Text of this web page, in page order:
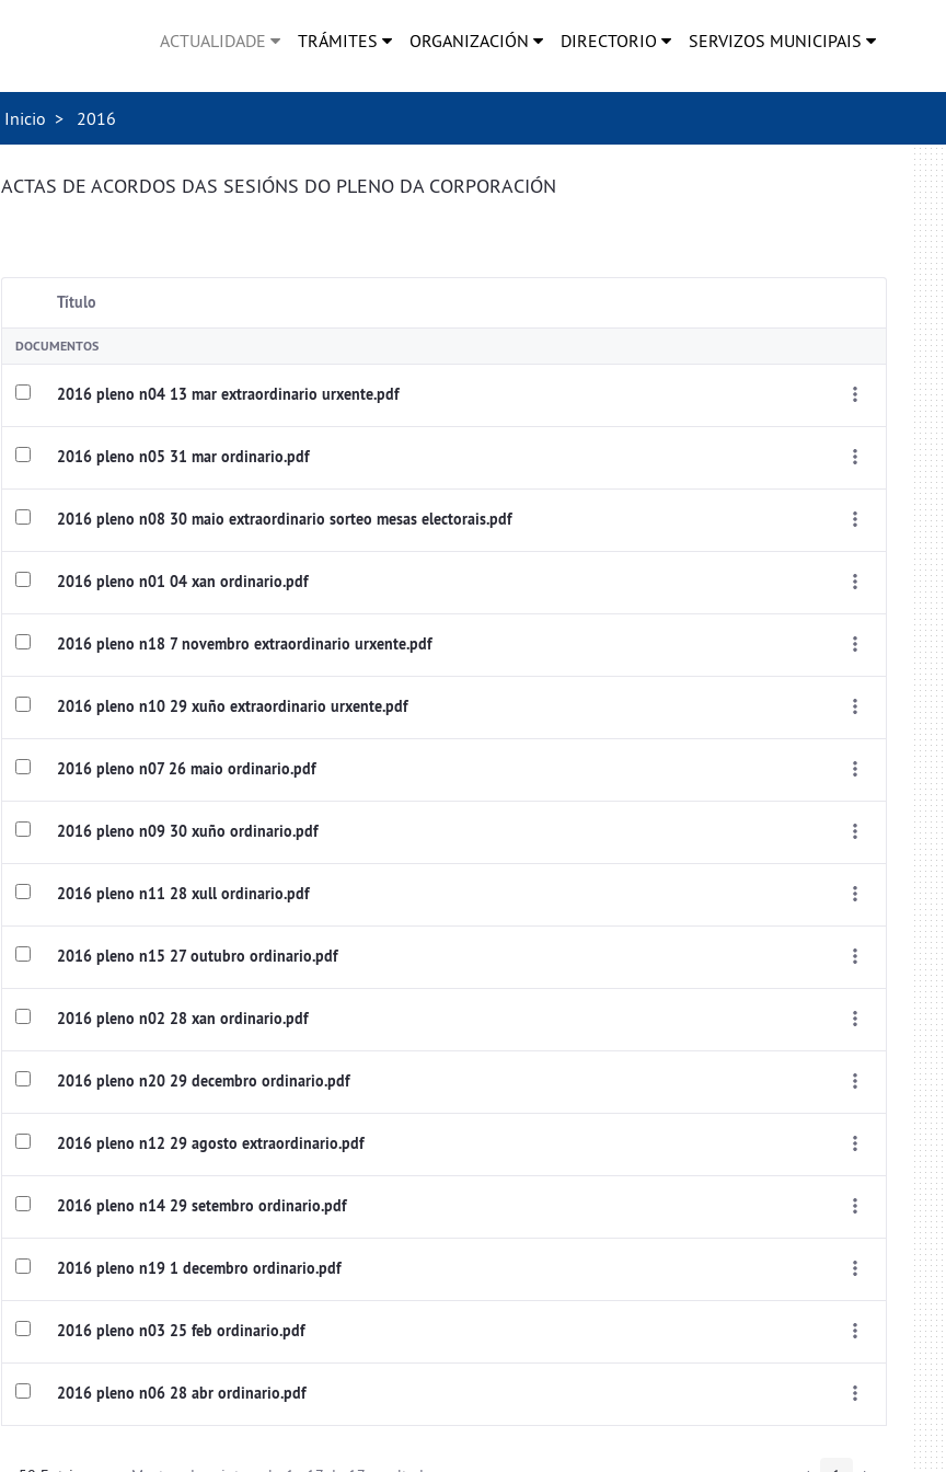
ACTUALIDADE TRÁMITES ORGANIZACIÓN DIRECTORIO SERVIZOS MUNICIPAIS
Inicio 2016
ACTAS DE ACORDOS DAS SESIÓNS DO PLENO DA CORPORACIÓN
Título
DOCUMENTOS
2016 pleno n04 13 mar extraordinario urxente.pdf
2016 pleno n05 31 mar ordinario.pdf
2016 pleno n08 30 maio extraordinario sorteo mesas electorais.pdf
2016 pleno n01 04 xan ordinario.pdf
2016 pleno n18 7 novembro extraordinario urxente.pdf
2016 pleno n10 29 xuño extraordinario urxente.pdf
2016 pleno n07 26 maio ordinario.pdf
2016 pleno n09 30 xuño ordinario.pdf
2016 pleno n11 28 xull ordinario.pdf
2016 pleno n15 27 outubro ordinario.pdf
2016 pleno n02 28 xan ordinario.pdf
2016 pleno n20 29 decembro ordinario.pdf
2016 pleno n12 29 agosto extraordinario.pdf
2016 pleno n14 29 setembro ordinario.pdf
2016 pleno n19 1 decembro ordinario.pdf
2016 pleno n03 25 feb ordinario.pdf
2016 pleno n06 28 abr ordinario.pdf